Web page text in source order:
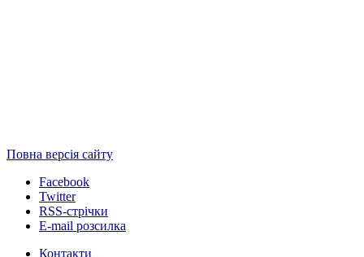
Повна версія сайту
Facebook
Twitter
RSS-стрічки
E-mail розсилка
Контакти